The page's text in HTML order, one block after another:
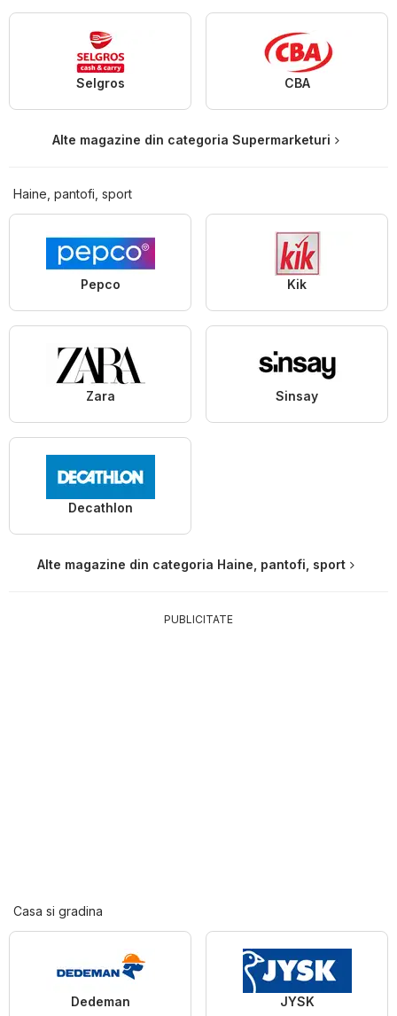
Selgros CBA
Alte magazine din categoria Supermarketuri
Haine, pantofi, sport
Pepco Kik
Zara Sinsay
Decathlon
Alte magazine din categoria Haine, pantofi, sport
PUBLICITATE
Casa si gradina
Dedeman JYSK